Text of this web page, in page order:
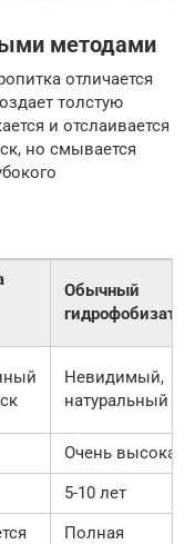
методами
отличается
толстую
и отслаивается
но смывается
Обычный
гидрофобизатор
Невидимый,
натуральный
Очень высокая
5-10 лет
Полная